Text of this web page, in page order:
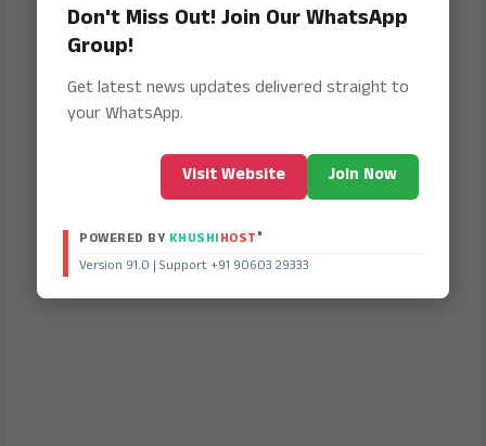
Don't Miss Out! Join Our WhatsApp
Group!
Get latest news updates delivered straight to
your WhatsApp.
Visit Website Join Now
POWERED BY KHUSHIHOST®
Version 91.0 | Support +91 90603 29333